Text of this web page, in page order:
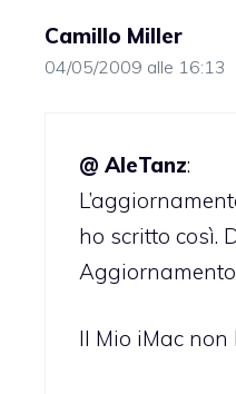
Camillo Miller
04/05/2009 alle 16:13
@ AleTanz:
ho scritto così.
Il Mio iMac non